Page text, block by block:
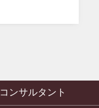
コンサルタント